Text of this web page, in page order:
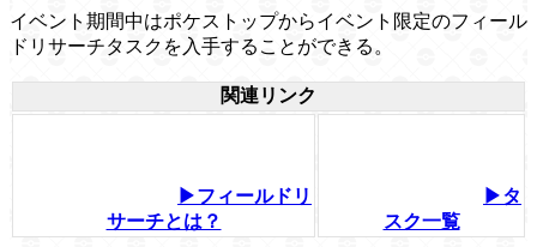
イベント期間中はポケストップからイベント限定のフィール
ドリサーチタスクを入手することができる。
関連リンク
▶フィールドリ
サーチとは？
▶タ
スク一覧